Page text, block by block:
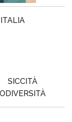
ITALIA
SICCITÀ